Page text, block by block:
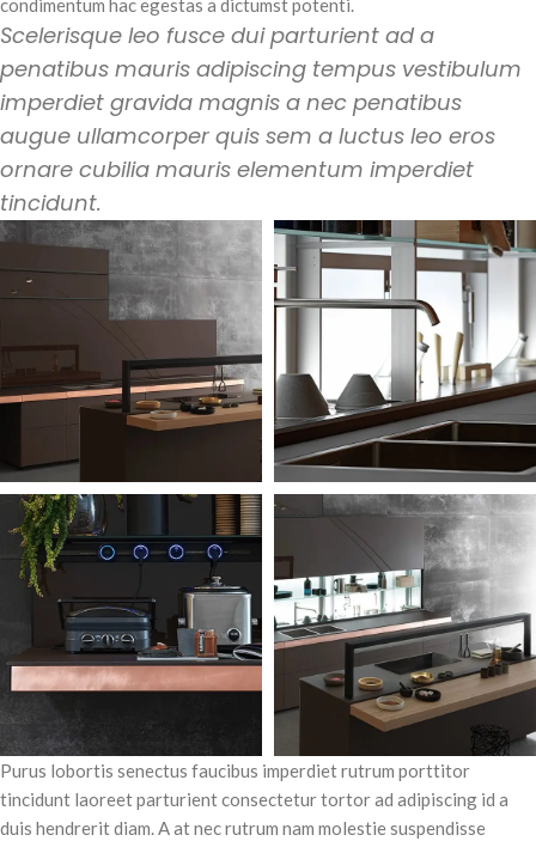
condimentum hac egestas a dictumst potenti.
Scelerisque leo fusce dui parturient ad a
penatibus mauris adipiscing tempus vestibulum
imperdiet gravida magnis a nec penatibus
augue ullamcorper quis sem a luctus leo eros
ornare cubilia mauris elementum imperdiet
tincidunt.
Purus lobortis senectus faucibus imperdiet rutrum porttitor
tincidunt laoreet parturient consectetur tortor ad adipiscing id a
duis hendrerit diam. A at nec rutrum nam molestie suspendisse